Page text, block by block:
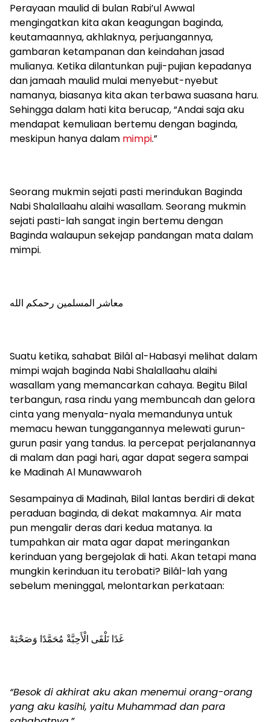
Perayaan maulid di bulan Rabi’ul Awwal
mengingatkan kita akan keagungan baginda,
keutamaannya, akhlaknya, perjuangannya,
gambaran ketampanan dan keindahan jasad
mulianya. Ketika dilantunkan puji-pujian kepadanya
dan jamaah maulid mulai menyebut-nyebut
namanya, biasanya kita akan terbawa suasana haru.
Sehingga dalam hati kita berucap, “Andai saja aku
mendapat kemuliaan bertemu dengan baginda,
meskipun hanya dalam mimpi.”
Seorang mukmin sejati pasti merindukan Baginda
Nabi Shalallaahu alaihi wasallam. Seorang mukmin
sejati pasti-lah sangat ingin bertemu dengan
Baginda walaupun sekejap pandangan mata dalam
mimpi.
معاشر المسلمين رحمكم الله
Suatu ketika, sahabat Bilâl al-Habasyi melihat dalam
mimpi wajah baginda Nabi Shalallaahu alaihi
wasallam yang memancarkan cahaya. Begitu Bilal
terbangun, rasa rindu yang membuncah dan gelora
cinta yang menyala-nyala memandunya untuk
memacu hewan tunggangannya melewati gurun-
gurun pasir yang tandus. Ia percepat perjalanannya
di malam dan pagi hari, agar dapat segera sampai
ke Madinah Al Munawwaroh
Sesampainya di Madinah, Bilal lantas berdiri di dekat
peraduan baginda, di dekat makamnya. Air mata
pun mengalir deras dari kedua matanya. Ia
tumpahkan air mata agar dapat meringankan
kerinduan yang bergejolak di hati. Akan tetapi mana
mungkin kerinduan itu terobati? Bilâl-lah yang
sebelum meninggal, melontarkan perkataan:
غَدًا نَلْقَى الْأَحِبَّةْ مُحَمَّدًا وَصَحْبَهْ
“Besok di akhirat aku akan menemui orang-orang
yang aku kasihi, yaitu Muhammad dan para